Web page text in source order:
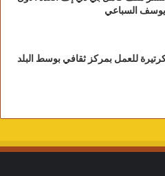
السباعي
للعمل بمركز ثقافي بوسط البلد